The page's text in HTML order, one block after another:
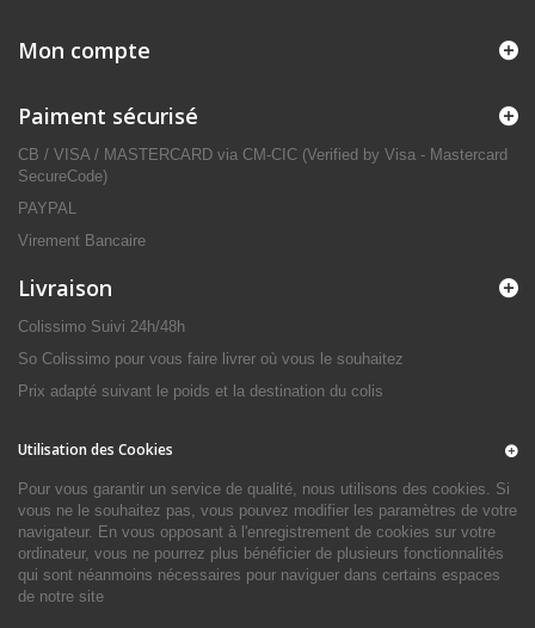
Mon compte
Paiment sécurisé
CB / VISA / MASTERCARD via CM-CIC (Verified by Visa - Mastercard
SecureCode)
PAYPAL
Virement Bancaire
Livraison
Colissimo Suivi 24h/48h
So Colissimo pour vous faire livrer où vous le souhaitez
Prix adapté suivant le poids et la destination du colis
Utilisation des Cookies
Pour vous garantir un service de qualité, nous utilisons des cookies. Si
vous ne le souhaitez pas, vous pouvez modifier les paramètres de votre
navigateur. En vous opposant à l'enregistrement de cookies sur votre
ordinateur, vous ne pourrez plus bénéficier de plusieurs fonctionnalités
qui sont néanmoins nécessaires pour naviguer dans certains espaces
de notre site